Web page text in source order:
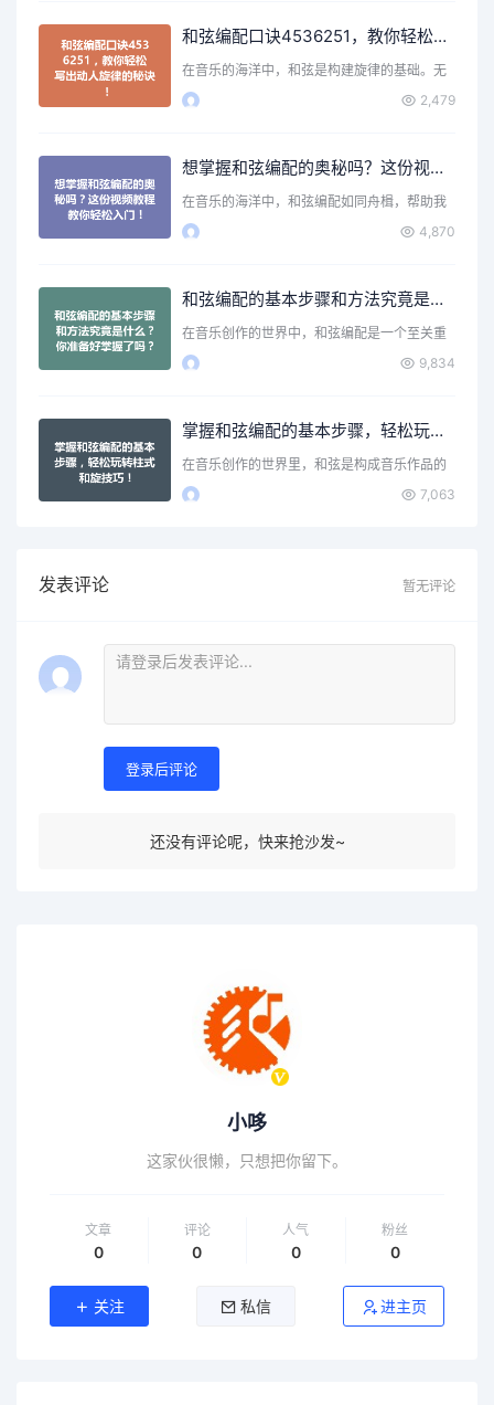
和弦编配口诀4536251，教你轻松写出动人旋律的秘诀！
在音乐的海洋中，和弦是构建旋律的基础。无
论你是初学者还是有一…
2,479
想掌握和弦编配的奥秘吗？这份视频教程教你轻松入门！
在音乐的海洋中，和弦编配如同舟楫，帮助我
们在音符的旅程中穿行…
4,870
和弦编配的基本步骤和方法究竟是什么？你准备好掌握了吗？
在音乐创作的世界中，和弦编配是一个至关重
要的环节。它不仅为旋…
9,834
掌握和弦编配的基本步骤，轻松玩转柱式和旋技巧！
在音乐创作的世界里，和弦是构成音乐作品的
核心元素之一。无论你…
7,063
发表评论 暂无评论
登录后评论
还没有评论呢，快来抢沙发~
小哆
这家伙很懒，只想把你留下。
文章
0
评论
0
人气
0
粉丝
0
关注 私信 进主页